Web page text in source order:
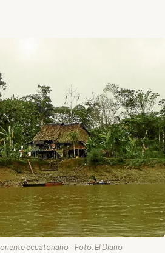
oriente ecuatoriano - Foto: El Diario